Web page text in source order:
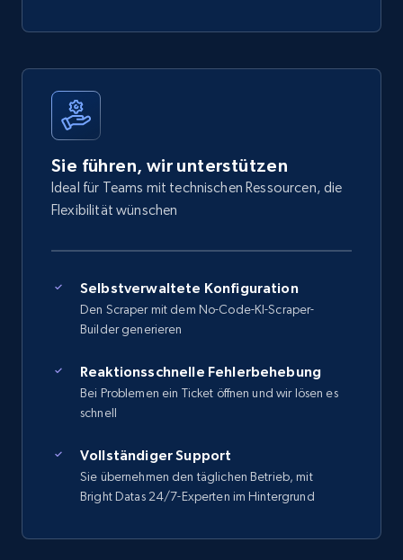
Sie führen, wir unterstützen
Ideal für Teams mit technischen Ressourcen, die
Flexibilität wünschen
Selbstverwaltete Konfiguration
Den Scraper mit dem No-Code-KI-Scraper-
Builder generieren
Reaktionsschnelle Fehlerbehebung
Bei Problemen ein Ticket öffnen und wir lösen es
schnell
Vollständiger Support
Sie übernehmen den täglichen Betrieb, mit
Bright Datas 24/7-Experten im Hintergrund